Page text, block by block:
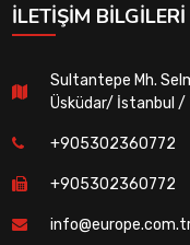
İLETIŞIM BILGILERI
Sultantepe Mh.
Üsküdar/ İstanbul /
+905302360772
+905302360772